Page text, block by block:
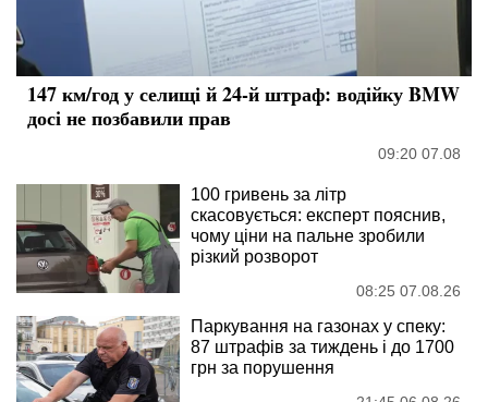
147 км/год у селищі й 24-й штраф: водійку BMW
досі не позбавили прав
09:20 07.08
100 гривень за літр
скасовується: експерт пояснив,
чому ціни на пальне зробили
різкий розворот
08:25 07.08.26
Паркування на газонах у спеку:
87 штрафів за тиждень і до 1700
грн за порушення